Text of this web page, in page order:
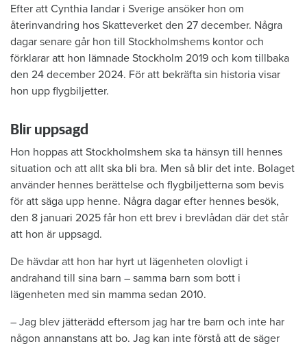
Efter att Cynthia landar i Sverige ansöker hon om
återinvandring hos Skatteverket den 27 december. Några
dagar senare går hon till Stockholmshems kontor och
förklarar att hon lämnade Stockholm 2019 och kom tillbaka
den 24 december 2024. För att bekräfta sin historia visar
hon upp flygbiljetter.
Blir uppsagd
Hon hoppas att Stockholmshem ska ta hänsyn till hennes
situation och att allt ska bli bra. Men så blir det inte. Bolaget
använder hennes berättelse och flygbiljetterna som bevis
för att säga upp henne. Några dagar efter hennes besök,
den 8 januari 2025 får hon ett brev i brevlådan där det står
att hon är uppsagd.
De hävdar att hon har hyrt ut lägenheten olovligt i
andrahand till sina barn – samma barn som bott i
lägenheten med sin mamma sedan 2010.
– Jag blev jätterädd eftersom jag har tre barn och inte har
någon annanstans att bo. Jag kan inte förstå att de säger